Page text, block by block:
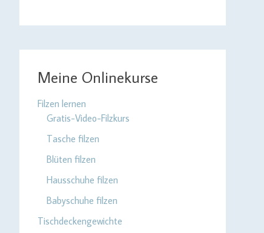
Meine Onlinekurse
Filzen lernen
Gratis-Video-Filzkurs
Tasche filzen
Blüten filzen
Hausschuhe filzen
Babyschuhe filzen
Tischdeckengewichte